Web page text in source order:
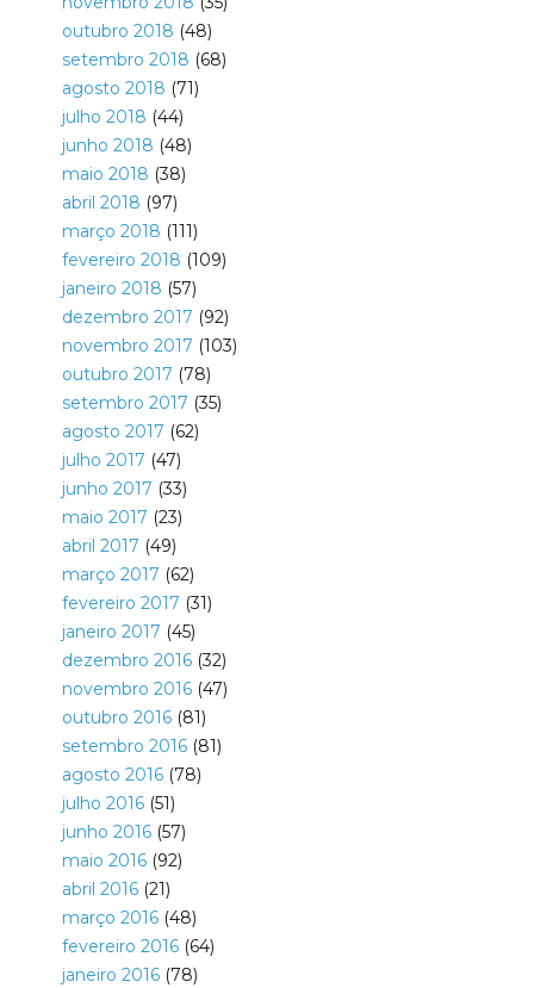
outubro 2018 (48)
setembro 2018 (68)
agosto 2018 (71)
julho 2018 (44)
junho 2018 (48)
maio 2018 (38)
abril 2018 (97)
março 2018 (111)
fevereiro 2018 (109)
janeiro 2018 (57)
dezembro 2017 (92)
novembro 2017 (103)
outubro 2017 (78)
setembro 2017 (35)
agosto 2017 (62)
julho 2017 (47)
junho 2017 (33)
maio 2017 (23)
abril 2017 (49)
março 2017 (62)
fevereiro 2017 (31)
janeiro 2017 (45)
dezembro 2016(32)
novembro 2016(47)
outubro 2016(81)
setembro 2016(81)
agosto 2016(78)
julho 2016(51)
junho 2016(57)
maio 2016(92)
abril 2016(21)
março 2016(48)
fevereiro 2016(64)
janeiro 2016(78)